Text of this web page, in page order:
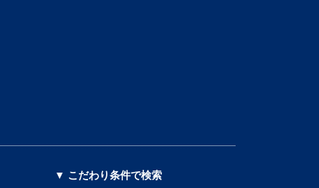
▼ こだわり条件で検索